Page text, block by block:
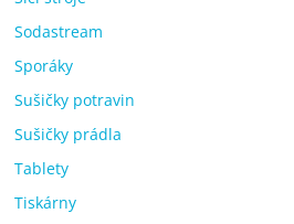
Sodastream
Sporáky
Sušičky potravin
Sušičky prádla
Tablety
Tiskárny